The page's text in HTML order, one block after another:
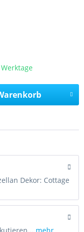
Dekor: Cottage